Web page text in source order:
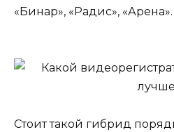
«Бинар», «Радис», «Арена».
Стоит такой гибрид